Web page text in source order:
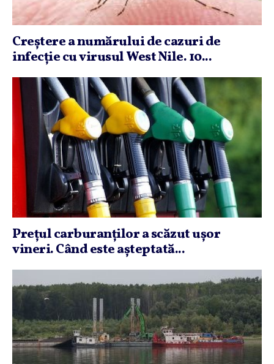
Creştere a numărului de cazuri de
infecţie cu virusul West Nile. 10...
Preţul carburanţilor a scăzut uşor
vineri. Când este aşteptată...